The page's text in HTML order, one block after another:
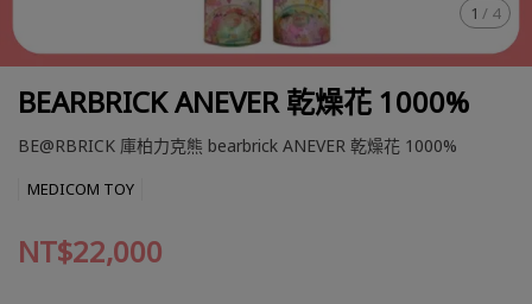
1 / 4
BEARBRICK ANEVER 乾燥花 1000%
BE@RBRICK 庫柏力克熊 bearbrick ANEVER 乾燥花 1000%
MEDICOM TOY
NT$22,000